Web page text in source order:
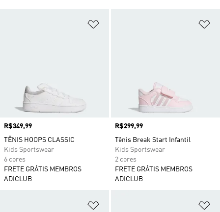
Preço
R$349,99
TÊNIS HOOPS CLASSIC
Kids Sportswear
6 cores
FRETE GRÁTIS MEMBROS
ADICLUB
Preço
R$299,99
Tênis Break Start Infantil
Kids Sportswear
2 cores
FRETE GRÁTIS MEMBROS
ADICLUB